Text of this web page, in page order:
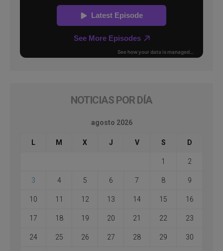
NOTICIAS POR DÍA
agosto 2026
L M X J V S D
1 2
3 4 5 6 7 8 9
10 11 12 13 14 15 16
17 18 19 20 21 22 23
24 25 26 27 28 29 30